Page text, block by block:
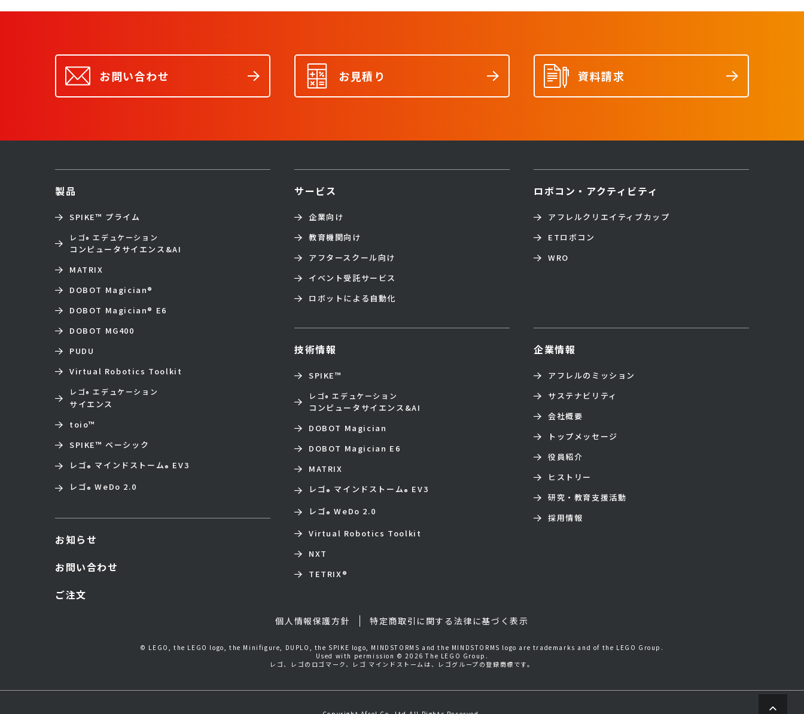
お問い合わせ お見積り 資料請求
サービス
企業向け
教育機関向け
アフタースクール向け
イベント受託サービス
ロボットによる自動化
製品
SPIKE™ プライム
レゴ® エデュケーション
コンピュータサイエンス&AI
MATRIX
DOBOT Magician®
DOBOT Magician® E6
DOBOT MG400
PUDU
Virtual Robotics Toolkit
レゴ® エデュケーション
サイエンス
toio™
SPIKE™ ベーシック
レゴ® マインドストーム® EV3
レゴ® WeDo 2.0
ロボコン・アクティビティ
アフレルクリエイティブカップ
ETロボコン
WRO
技術情報
SPIKE™
レゴ® エデュケーション
コンピュータサイエンス&AI
DOBOT Magician
DOBOT Magician E6
MATRIX
レゴ® マインドストーム® EV3
レゴ® WeDo 2.0
Virtual Robotics Toolkit
NXT
TETRIX®
企業情報
アフレルのミッション
サステナビリティ
会社概要
トップメッセージ
役員紹介
ヒストリー
研究・教育支援活動
採用情報
お知らせ
お問い合わせ
ご注文
個人情報保護方針 特定商取引に関する法律に基づく表示
© LEGO, the LEGO logo, the Minifigure, DUPLO, the SPIKE logo, MINDSTORMS and the MINDSTORMS logo are trademarks and of the LEGO Group.
Used with permission © 2026 The LEGO Group.
レゴ、レゴのロゴマーク、レゴ マインドストームは、レゴグループの登録商標です。